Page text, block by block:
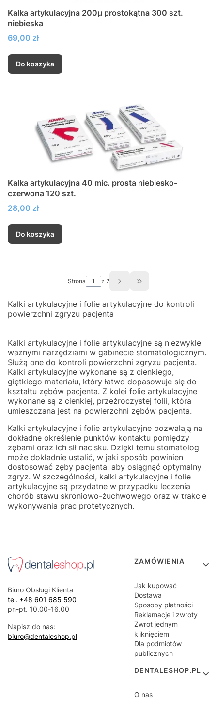
Kalka artykulacyjna 200µ prostokątna 300 szt.
niebieska
Cena
69,00 zł
Do koszyka
Kalka artykulacyjna 40 mic. prosta niebiesko-
czerwona 120 szt.
Cena
28,00 zł
Do koszyka
Strona z 2 Przejdź do ostatniej
Kalki artykulacyjne i folie artykulacyjne do kontroli
powierzchni zgryzu pacjenta
Kalki artykulacyjne i folie artykulacyjne są niezwykle
ważnymi narzędziami w gabinecie stomatologicznym.
Służą one do kontroli powierzchni zgryzu pacjenta.
Kalki artykulacyjne wykonane są z cienkiego,
giętkiego materiału, który łatwo dopasowuje się do
kształtu zębów pacjenta. Z kolei folie artykulacyjne
wykonane są z cienkiej, przeźroczystej folii, która
umieszczana jest na powierzchni zębów pacjenta.
Kalki artykulacyjne i folie artykulacyjne pozwalają na
dokładne określenie punktów kontaktu pomiędzy
zębami oraz ich sił nacisku. Dzięki temu stomatolog
może dokładnie ustalić, w jaki sposób powinien
dostosować zęby pacjenta, aby osiągnąć optymalny
zgryz. W szczególności, kalki artykulacyjne i folie
artykulacyjne są przydatne w przypadku leczenia
chorób stawu skroniowo-żuchwowego oraz w trakcie
wykonywania prac protetycznych.
Biuro Obsługi Klienta
tel. +48 601 685 590
pn-pt. 10.00-16.00
Napisz do nas:
biuro@dentaleshop.pl
Linki w stopce
ZAMÓWIENIA
Jak kupować
Dostawa
Sposoby płatności
Reklamacje i zwroty
Zwrot jednym
kliknięciem
Dla podmiotów
publicznych
DENTALESHOP.PL
O nas